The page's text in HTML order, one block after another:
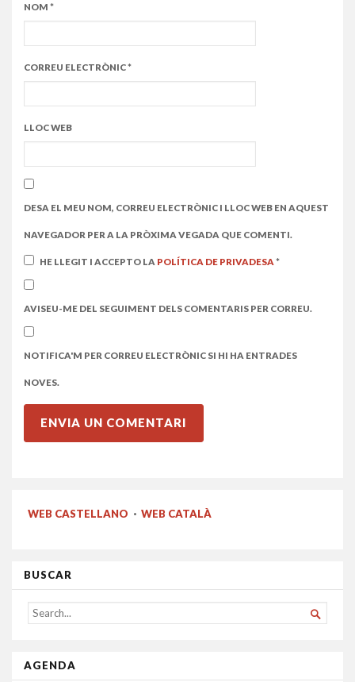
NOM *
CORREU ELECTRÒNIC*
LLOC WEB
DESA EL MEU NOM, CORREU ELECTRÒNIC I LLOC WEB EN AQUEST
NAVEGADOR PER A LA PRÒXIMA VEGADA QUE COMENTI.
HE LLEGIT I ACCEPTO LA POLÍTICA DE PRIVADESA *
AVISEU-ME DEL SEGUIMENT DELS COMENTARIS PER CORREU.
NOTIFICA'M PER CORREU ELECTRÒNIC SI HI HA ENTRADES
NOVES.
WEB CASTELLANO · WEB CATALÀ
BUSCAR
SEARCH
FOR...

AGENDA